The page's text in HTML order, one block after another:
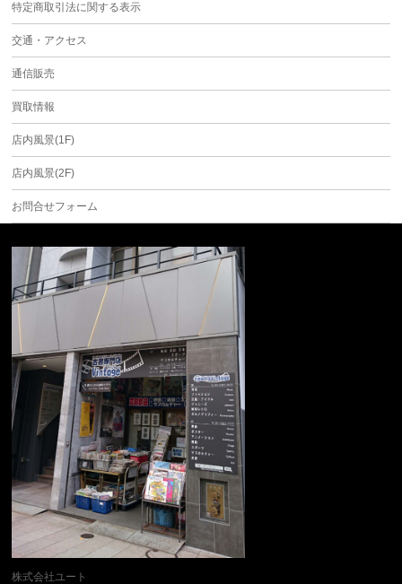
特定商取引法に関する表示
交通・アクセス
通信販売
買取情報
店内風景(1F)
店内風景(2F)
お問合せフォーム
株式会社ユート